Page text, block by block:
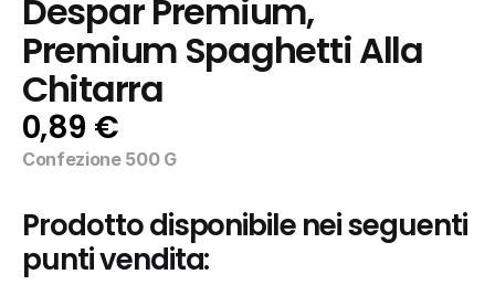
Despar Premium,
Premium Spaghetti Alla
Chitarra
0,89 €
Confezione 500 G
Prodotto disponibile nei seguenti
punti vendita: